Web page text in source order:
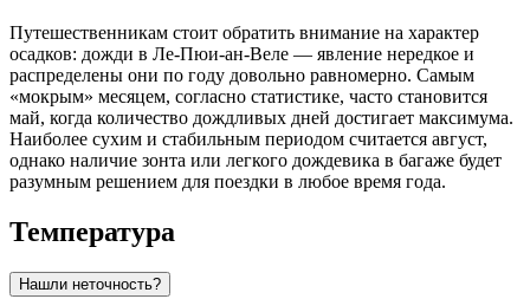
Путешественникам стоит обратить внимание на характер
осадков: дожди в Ле-Пюи-ан-Веле — явление нередкое и
распределены они по году довольно равномерно. Самым
«мокрым» месяцем, согласно статистике, часто становится
май, когда количество дождливых дней достигает максимума.
Наиболее сухим и стабильным периодом считается август,
однако наличие зонта или легкого дождевика в багаже будет
разумным решением для поездки в любое время года.
Температура
Нашли неточность?